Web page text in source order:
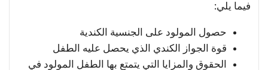
فيما يلي:
حصول المولود على الجنسية الكندية
قوة الجواز الكندي الذي يحصل عليه الطفل
الحقوق والمزايا التي يتمتع بها الطفل المولود في